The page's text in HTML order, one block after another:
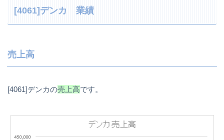
[4061]デンカ 業績
売上高
[4061]デンカの売上高です。